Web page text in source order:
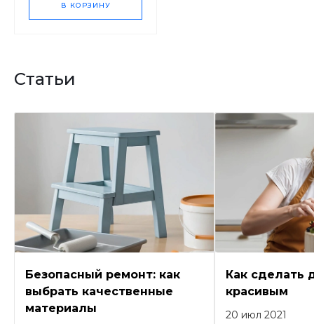
В КОРЗИНУ
Статьи
Безопасный ремонт: как
выбрать качественные
материалы
Как сделать
красивым
20 июл 2021